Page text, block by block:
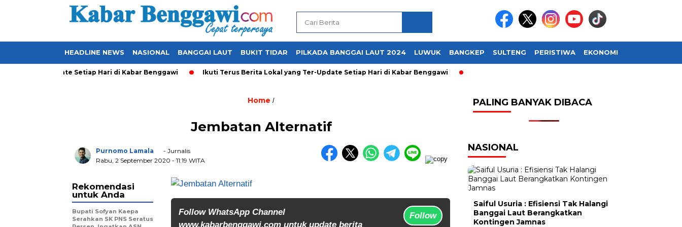
HEADLINE NEWS NASIONAL BANGGAI LAUT BUKIT TIDAR PILKADA BANGGAI LAUT 2024 LUWUK BANGKEP SULTENG PERISTIWA EKONOMI
yang Ter-Update Setiap Hari di Kabar Benggawi Ikuti Terus Berita Lokal yang Ter-Update Setiap Hari di Kabar Benggawi
Home /
Jembatan Alternatif
Purnomo Lamala
- Jurnalis
Rabu, 2 September 2020 - 11:19 WITA
Follow WhatsApp Channel
www.kabarbenggawi.com untuk update berita
Follow
Rekomendasi
untuk Anda
Bupati Sofyan Kaepa
Serahkan SK PNS Seratus
PALING BANYAK DIBACA
NASIONAL
Saiful Usuria : Efisiensi Tak Halangi
Banggai Laut Berangkatkan
Kontingen Jamnas